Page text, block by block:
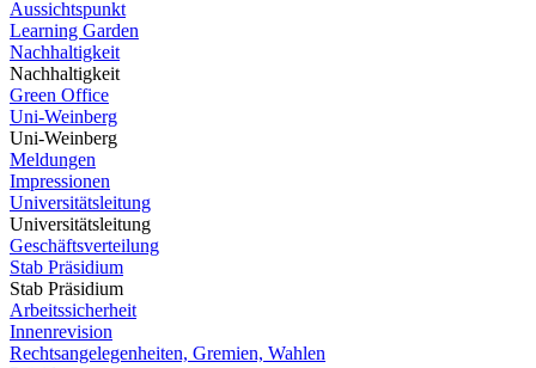
Aussichtspunkt
Learning Garden
Nachhaltigkeit
Nachhaltigkeit
Green Office
Uni-Weinberg
Uni-Weinberg
Meldungen
Impressionen
Universitätsleitung
Universitätsleitung
Geschäftsverteilung
Stab Präsidium
Stab Präsidium
Arbeitssicherheit
Innenrevision
Rechtsangelegenheiten, Gremien, Wahlen